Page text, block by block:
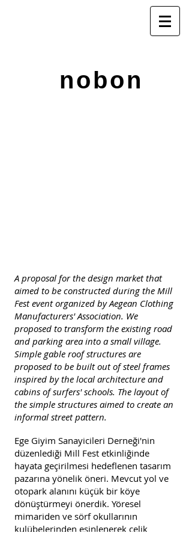
nobon
A proposal for the design market that
aimed to be constructed during the Mill
Fest event organized by Aegean Clothing
Manufacturers' Association. We
proposed to transform the existing road
and parking area into a small village.
Simple gable roof structures are
proposed to be built out of steel frames
inspired by the local architecture and
cabins of surfers' schools. The layout of
the simple structures aimed to create an
informal street pattern.
Ege Giyim Sanayicileri Derneği'nin
düzenlediği Mill Fest etkinliğinde
hayata geçirilmesi hedeflenen tasarım
pazarına yönelik öneri. Mevcut yol ve
otopark alanını küçük bir köye
dönüştürmeyi önerdik. Yöresel
mimariden ve sörf okullarının
kulübelerinden esinlenerek çelik